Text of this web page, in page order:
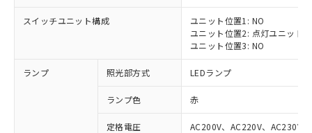
スイッチユニット構成
ユニット位置1: NO
ユニット位置2: 点灯ユニット
ユニット位置3: NO
ランプ 照光部方式 LEDランプ
ランプ色 赤
定格電圧 AC200V、AC220V、AC230V